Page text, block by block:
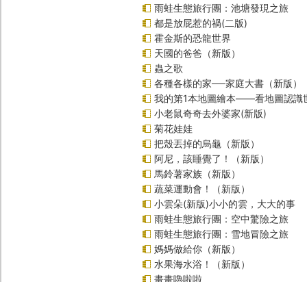
雨蛙生態旅行團：池塘發現之旅
都是放屁惹的禍(二版)
霍金斯的恐龍世界
天國的爸爸（新版）
蟲之歌
各種各樣的家──家庭大書（新版）
我的第1本地圖繪本――看地圖認識
小老鼠奇奇去外婆家(新版)
菊花娃娃
把殼丟掉的烏龜（新版）
阿尼，該睡覺了！（新版）
馬鈴薯家族（新版）
蔬菜運動會！（新版）
小雲朵(新版)小小的雲，大大的事
雨蛙生態旅行團：空中驚險之旅
雨蛙生態旅行團：雪地冒險之旅
媽媽做給你（新版）
水果海水浴！（新版）
畫畫嚕啦啦